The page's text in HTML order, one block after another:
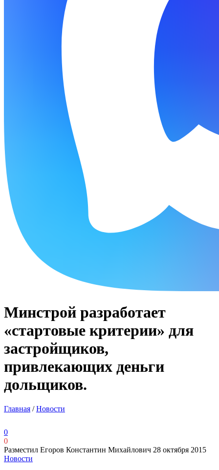
Минстрой разработает
«стартовые критерии» для
застройщиков,
привлекающих деньги
дольщиков.
Главная /Новости
0
0
Разместил Егоров Константин Михайлович 28 октября 2015
Новости